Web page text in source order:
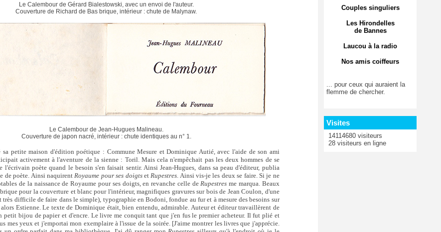
Le Calembour de Gérard Bialestowski, avec un envoi de l'auteur.
Couverture de Richard de Bas brique, intérieur : chute de Malynaw.
Le Calembour de Jean-Hugues Malineau.
Couverture de japon nacré, intérieur : chute identiques au n° 1.
sa petite maison d'édition poétique : Commune Mesure et Dominique Autié, avec l'aide de son ami
activement à l'aventure de la sienne : Toril. Mais cela n'empêchait pas les deux hommes de se
l'écrivain poète quand le besoin s'en faisait sentir. Ainsi Jean-Hugues, dans sa peau d'éditeur, publia
de poète. Ainsi naquirent Royaume pour ses doigtset Rupestres . Ainsi vis-je les deux se faire. Si je ne
de la naissance de Royaume pour ses doigts, en revanche celle de Rupestres me marqua. Beaux
pour la couverture et blanc pour l'intérieur, magnifiques gravures sur bois de Jean Coulon, d'une
difficile de faire dans le simple), typographie en Bodoni, fondue au fur et à mesure des besoins sur
Estienne. Le texte de Dominique était, bien entendu, admirable. Auteur et éditeur travaillèrent de
petit bijou de papier et d'encre. Le livre me conquit tant que j'en fus le premier acheteur. Il fut plié et
mes yeux et j'emportai mon exemplaire à l'issue de la soirée. [J'aime montrer les livres que j'apprécie.
Couples singuliers
Les Hirondelles
de Bannes
Laucou à la radio
Nos amis coiffeurs
... pour ceux qui auraient la
flemme de chercher.
Visites
14114680 visiteurs
28 visiteurs en ligne